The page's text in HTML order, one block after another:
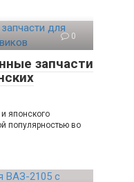
0
запчасти
японского
популярностью во